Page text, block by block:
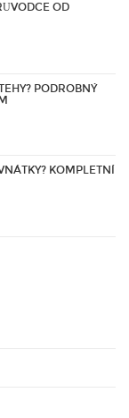
OD
PODROBNÝ
KOMPLETNÍ